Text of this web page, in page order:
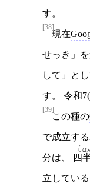
す。
[38]
現在
せっき」
して」と
す。 令和
[39]
この種の
で成立す
分は、 四
しは
立してい